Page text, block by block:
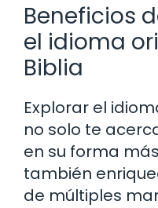
Beneficios
el idioma
Biblia
Explorar el
no solo te
en su forma
también
de múltiples